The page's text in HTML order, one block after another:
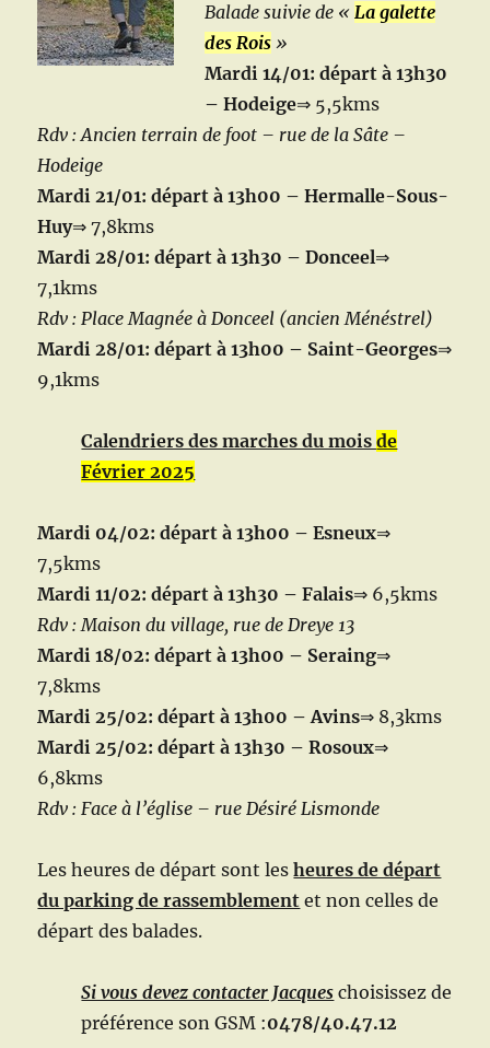
Balade suivie de «La galette
des Rois »
Mardi 14/01: départ à 13h30
– Hodeige⇒ 5,5kms
Rdv : Ancien terrain de foot – rue de la Sâte –
Hodeige
Mardi 21/01: départ à 13h00 – Hermalle-Sous-
Huy⇒ 7,8kms
Mardi 28/01: départ à 13h30 – Donceel⇒
7,1kms
Rdv : Place Magnée à Donceel (ancien Ménéstrel)
Mardi 28/01: départ à 13h00 – Saint-Georges⇒
9,1kms
Calendriers des marches du moisde
Février 2025
Mardi 04/02: départ à 13h00 – Esneux⇒
7,5kms
Mardi 11/02: départ à 13h30 – Falais⇒ 6,5kms
Rdv : Maison du village, rue de Dreye 13
Mardi 18/02: départ à 13h00 – Seraing⇒
7,8kms
Mardi 25/02: départ à 13h00 – Avins⇒ 8,3kms
Mardi 25/02: départ à 13h30 – Rosoux⇒
6,8kms
Rdv : Face à l’église – rue Désiré Lismonde
Les heures de départ sont lesheures de départ
du parking de rassemblement et non celles de
départ des balades.
Si vous devez contacter Jacques choisissez de
préférence son GSM :0478/40.47.12